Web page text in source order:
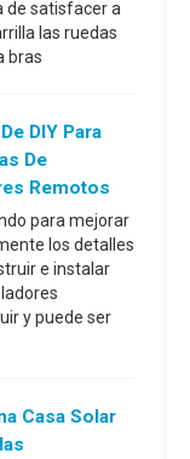
de satisfacer a
las ruedas
bras
DIY Para
De
Remotos
para mejorar
los detalles
e instalar
y puede ser
Casa Solar